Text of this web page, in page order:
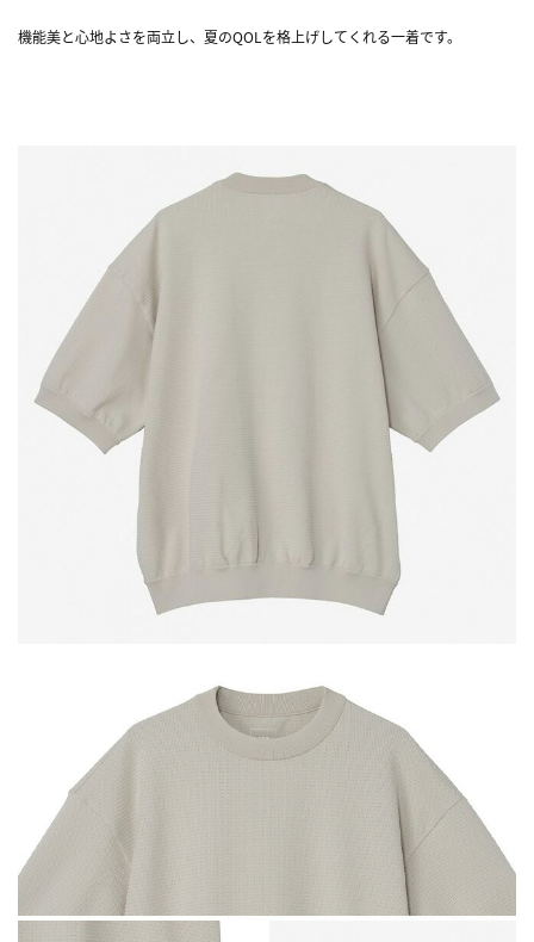
機能美と心地よさを両立し、夏のQOLを格上げしてくれる一着です。